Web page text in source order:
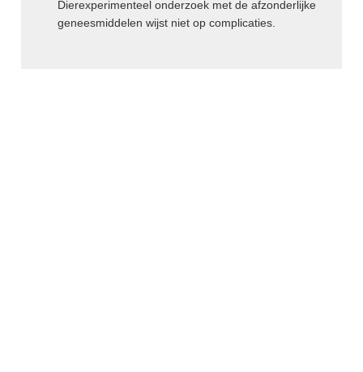
AMISULPRIDE
AMITRIPTYLINE
Dierexperimenteel onderzoek met de afzonderlijke
geneesmiddelen wijst niet op complicaties.